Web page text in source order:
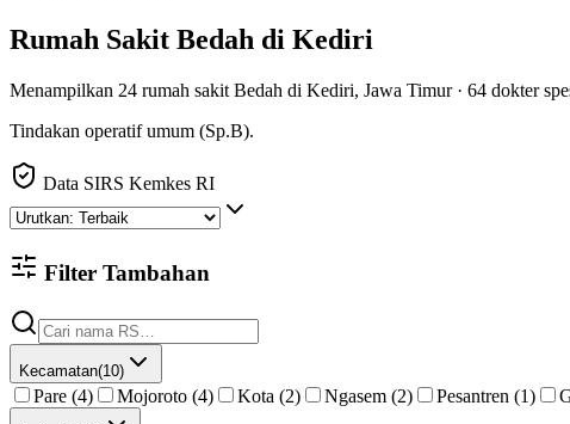
Rumah Sakit Bedah di Kediri
Menampilkan 24 rumah sakit Bedah di Kediri, Jawa Timur· 64 dokter
Tindakan operatif umum (Sp.B).
Data SIRS Kemkes RI
Filter Tambahan
Kecamatan(10)
Pare (4) Mojoroto (4) Kota (2) Ngasem (2) Pesantren (1)